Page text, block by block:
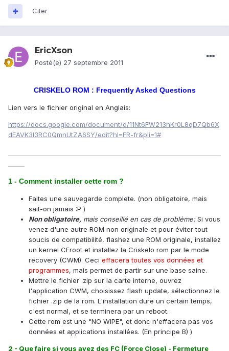
Citer
EricXson
Posté(e) 27 septembre 2011
CRISKELO ROM : Frequently Asked Questions
Lien vers le fichier original en Anglais:
https://docs.google.com/document/d/11Nt6FW213nKr0L8qD7Qb6X
dEAVK3I3RC0QmnUtZA6SY/edit?hl=FR-fr&pli=1#
1 - Comment installer cette rom ?
Faites une sauvegarde complete. (non obligatoire, mais
sait-on jamais :P )
Non obligatoire, mais conseillé en cas de problème: Si vous
venez d'une autre ROM non originale et pour éviter tout
soucis de compatibilité, flashez une ROM originale, installez
un kernel CFroot et installez la Criskelo rom par le mode
recovery (CWM). Ceci effacera toutes vos données et
programmes, mais permet de partir sur une base saine.
Mettre le fichier .zip sur la carte interne, ouvrez
l'application CWM, choisissez flash update, sélectionnez le
fichier .zip de la rom. L'installation dure un certain temps,
c'est normal, et se terminera par un reboot.
Cette rom est une "NO WIPE", et donc n'effacera pas vos
données et applications installées. (En principe B) )
2 - Que faire si vous avez des FC (Force Close) - Fermeture